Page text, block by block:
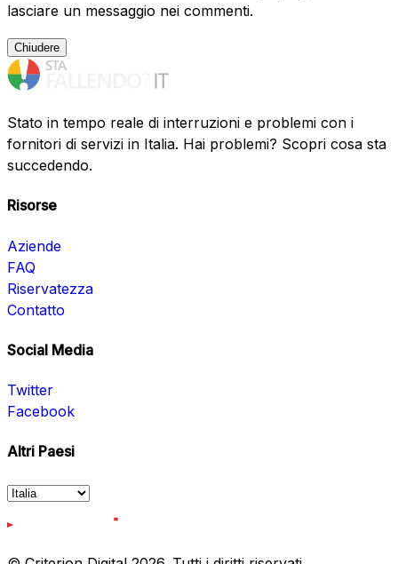
lasciare un messaggio nei commenti.
Chiudere
Stato in tempo reale di interruzioni e problemi con i
fornitori di servizi in Italia. Hai problemi? Scopri cosa sta
succedendo.
Risorse
Aziende
FAQ
Riservatezza
Contatto
Social Media
Twitter
Facebook
Altri Paesi